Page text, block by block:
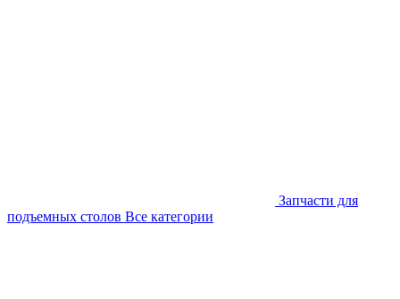
Запчасти для
подъемных столов Все категории